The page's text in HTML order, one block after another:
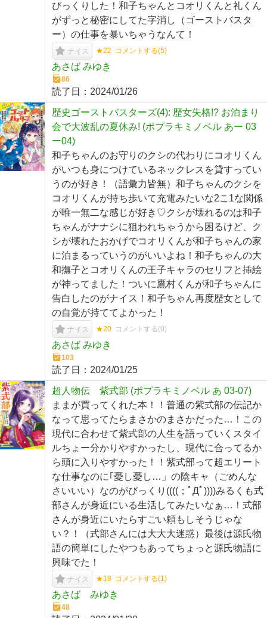
びっくりした！和子ちゃんとコオリくんと礼くん
がずっと秘密にしてた字消し（ゴーストバスタ
ー）の仕事を暴いちゃうなんて！
ナイス ★22 コメントする(5)
あさば みゆき
86
読了日： 2024/01/26
歴史ゴーストバスターズ(4): 歴女失格!? お泊まり
会で大波乱の夏休み! (ポプラキミノベル あー 03
ー04)
和子ちゃんのお守りのクシの代わりにコオリくん
がいつも身につけているネックレスを貸すってい
うのが好き！（語彙力皆無）和子ちゃんのクシを
コオリくんが持ち歩いて充電みたいな2こ1な関係
が唯一無二な感じが好き♡クシが壊れるのは和子
ちゃんがナナシに狙われちゃうから困るけど、ク
シが壊れたおかげでコオリくんが和子ちゃんの家
に泊まるっていうのがいいよね！和子ちゃんの大
和撫子とコオリくんの王子キャラのセリフと挿絵
が神ってました！ついに鷹村くんが和子ちゃんに
告白したのがナイス！和子ちゃん再度歴女として
の自覚が持ててよかった！
ナイス ★20 コメントする(0)
あさば みゆき
103
読了日： 2024/01/25
超人物伝 紫式部 (ポプラキミノベル あ 03-07)
ままが買ってくれた本！！普通の紫式部の伝記か
なって思ってたらまさかのまさかだった…！この
現代に合わせて紫式部の人生を語っていくスタイ
ルちょー分かりやすかったし、現代に合ってるか
ら頭に入りやすかった！！紫式部って超エリート
な仕事なのに｢憂し憂し…」の陰キャ（ごめんな
さいいい）なのがびっくり((((；ﾟДﾟ))))みるくも式
部さんが身近にいる生活してみたいなぁ…！式部
さんが身近にいたらすごい頼もしそうじゃな
い？！（式部さんには大大大迷惑）最後は源氏物
語の簡単にしたやつもあってちょっと源氏物語に
興味でた！
ナイス ★18 コメントする(1)
あさば みゆき
48